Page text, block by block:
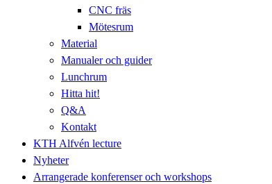
CNC fräs
Mötesrum
Material
Manualer och guider
Lunchrum
Hitta hit!
Q&A
Kontakt
KTH Alfvén lecture
Nyheter
Arrangerade konferenser och workshops